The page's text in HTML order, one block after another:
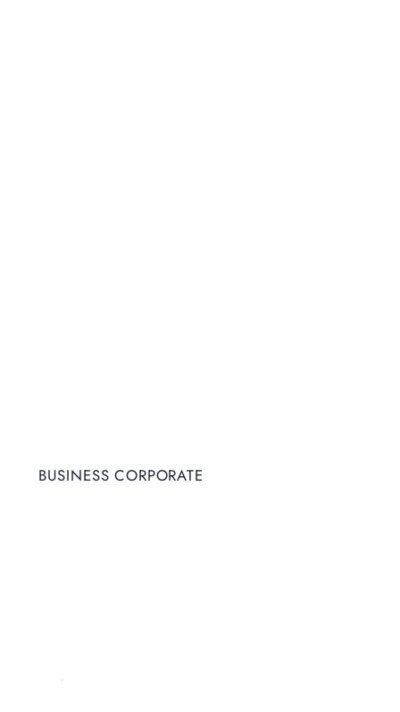
BUSINESS CORPORATE